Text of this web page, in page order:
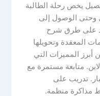
يخص رحلة الطالبة
وحتى الوصول إلى
على طرق شرح
المعقدة وتحويلها
أبرز المميزات التي
متابعة مستمرة مع
تدريب على
مذاكرة منظمة.